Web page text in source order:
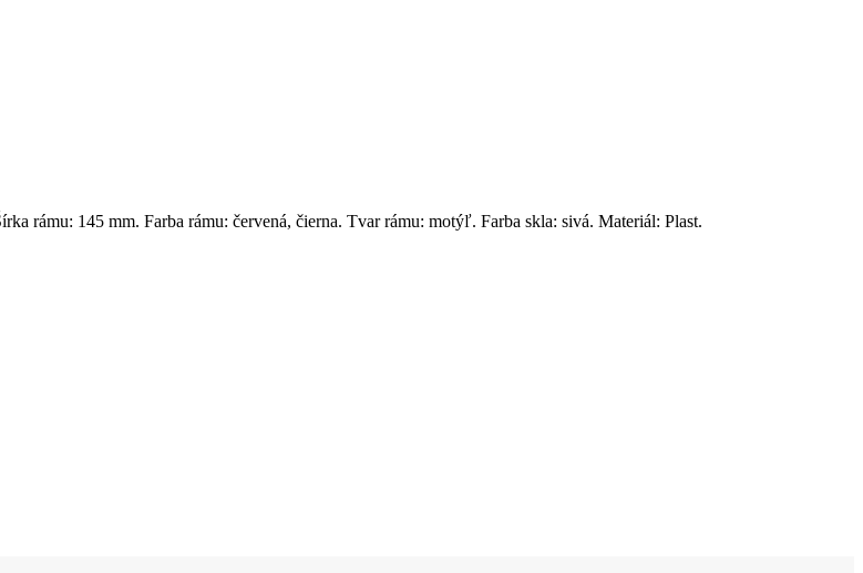
rámu: 145 mm. Farba rámu: červená, čierna. Tvar rámu: motýľ. Farba skla: sivá. Materiál: Plast.